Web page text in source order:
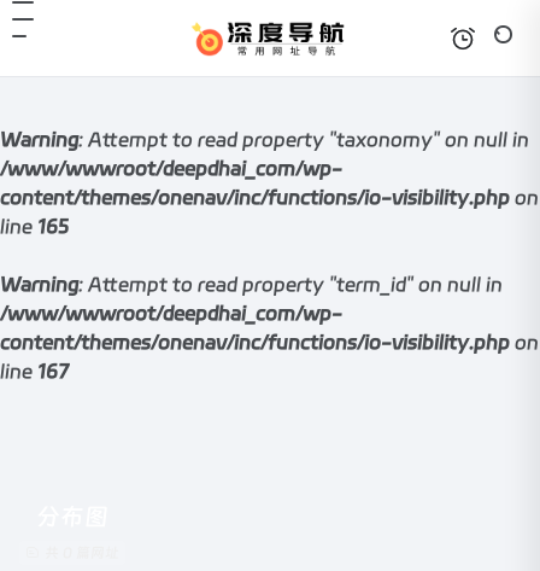
Warning: Attempt to read property "taxonomy" on null in
/www/wwwroot/deepdhai_com/wp-
content/themes/onenav/inc/functions/io-visibility.php on
line 165
Warning: Attempt to read property "term_id" on null in
/www/wwwroot/deepdhai_com/wp-
content/themes/onenav/inc/functions/io-visibility.php on
line 167